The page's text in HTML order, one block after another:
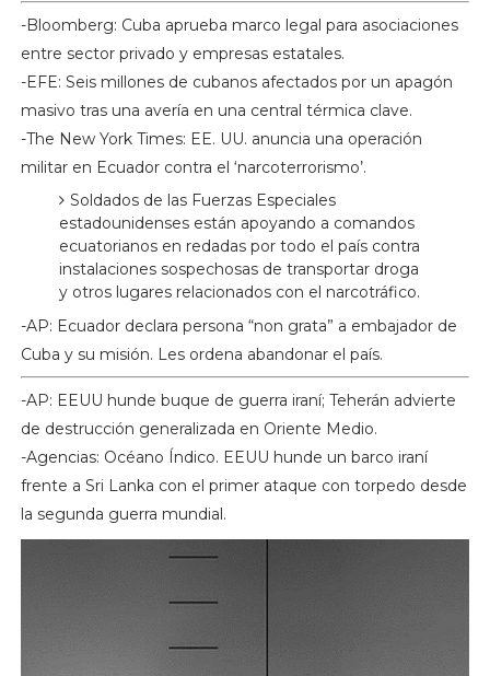
-Bloomberg: Cuba aprueba marco legal para asociaciones
entre sector privado y empresas estatales.
-EFE: Seis millones de cubanos afectados por un apagón
masivo tras una avería en una central térmica clave.
-The New York Times: EE. UU. anuncia una operación
militar en Ecuador contra el ‘narcoterrorismo’.
Soldados de las Fuerzas Especiales
estadounidenses están apoyando a comandos
ecuatorianos en redadas por todo el país contra
instalaciones sospechosas de transportar droga
y otros lugares relacionados con el narcotráfico.
-AP: Ecuador declara persona “non grata” a embajador de
Cuba y su misión. Les ordena abandonar el país.
-AP: EEUU hunde buque de guerra iraní; Teherán advierte
de destrucción generalizada en Oriente Medio.
-Agencias: Océano Índico. EEUU hunde un barco iraní
frente a Sri Lanka con el primer ataque con torpedo desde
la segunda guerra mundial.